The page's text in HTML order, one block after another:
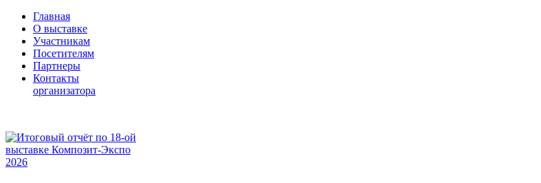
Главная
О выставке
Участникам
Посетителям
Партнеры
Контакты
организатора